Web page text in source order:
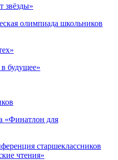
олимпиада школьников
будущее»
«Финатлон для
старшеклассников
чтения»